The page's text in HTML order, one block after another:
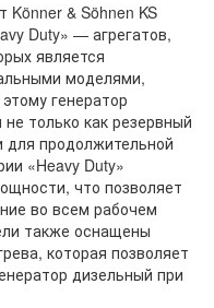
Könner & Söhnen KS
Duty» — агрегатов,
является
моделями,
генератор
только как резервный
для продолжительной
«Heavy Duty»
что позволяет
во всем рабочем
также оснащены
которая позволяет
дизельный при